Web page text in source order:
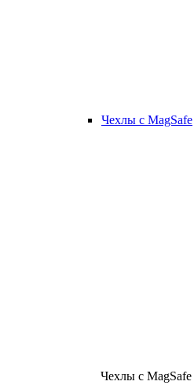
Чехлы с MagSafe
Чехлы с MagSafe